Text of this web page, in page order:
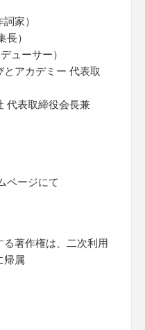
家）
）
ューサー）
アカデミー 代表取
代表取締役会長兼
ページにて
る著作権は、二次利用
帰属